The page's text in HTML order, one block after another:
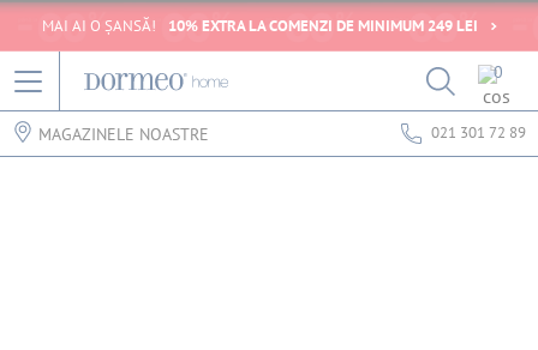
MAI AI O ȘANSĂ! 10% EXTRA LA COMENZI DE MINIMUM 249 LEI
0
MAGAZINELE NOASTRE 021 301 72 89